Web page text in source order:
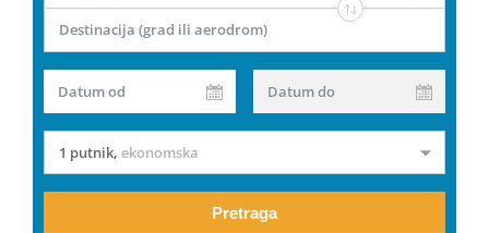
Destinacija (grad ili aerodrom)
Datum od Datum do
1 putnik, ekonomska
Pretraga